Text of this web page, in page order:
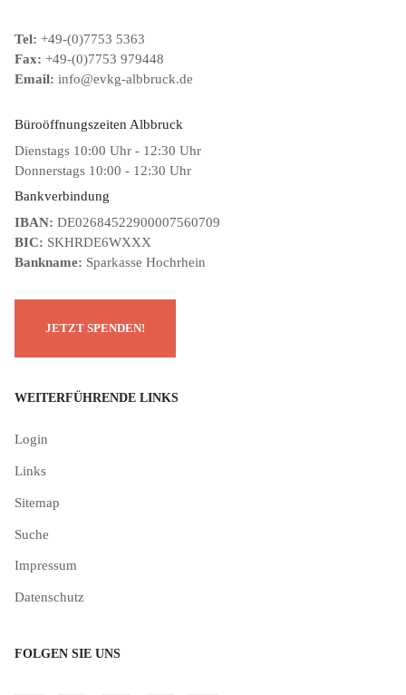
Tel: +49-(0)7753 5363
Fax: +49-(0)7753 979448
Email: info@evkg-albbruck.de
Büroöffnungszeiten Albbruck
Dienstags 10:00 Uhr - 12:30 Uhr
Donnerstags 10:00 - 12:30 Uhr
Bankverbindung
IBAN: DE02684522900007560709
BIC: SKHRDE6WXXX
Bankname: Sparkasse Hochrhein
WEITERFÜHRENDE LINKS
Login
Links
Sitemap
Suche
Impressum
Datenschutz
FOLGEN SIE UNS